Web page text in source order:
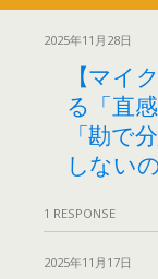
2025年11月28日
【マイ
る「直
「勘で
しない
1 RESPONSE
2025年11月17日